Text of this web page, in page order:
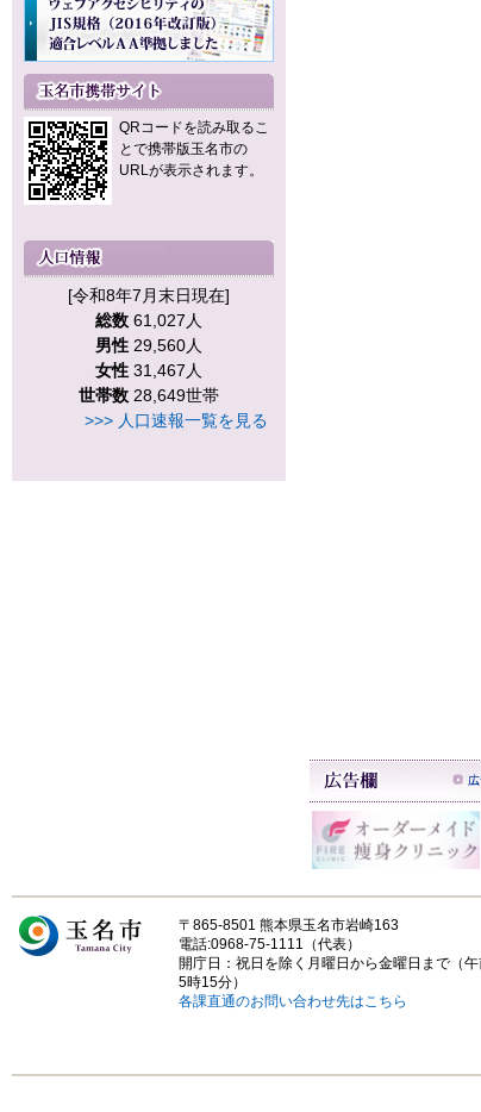
QRコードを読み取るこ
とで携帯版玉名市の
URLが表示されます。
[令和8年7月末日現在]
総数 61,027人
男性 29,560人
女性 31,467人
世帯数 28,649世帯
>>> 人口速報一覧を見る
〒865-8501 熊本県玉名市岩崎163
電話:0968-75-1111（代表）
開庁日：祝日を除く月曜日から金曜日まで（
5時15分）
各課直通のお問い合わせ先はこちら